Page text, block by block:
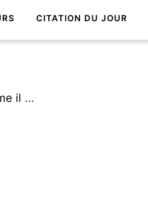
CITATION DU JOUR
DerriÃ¨re chaque grand homme il y a une grande femme.